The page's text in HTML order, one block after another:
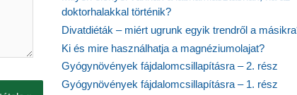
doktorhalakkal történik?
Divatdiéták – miért ugrunk egyik trendről a
Ki és mire használhatja a magnéziumolajat?
Gyógynövények fájdalomcsillapításra – 2. rész
Gyógynövények fájdalomcsillapításra – 1. rész